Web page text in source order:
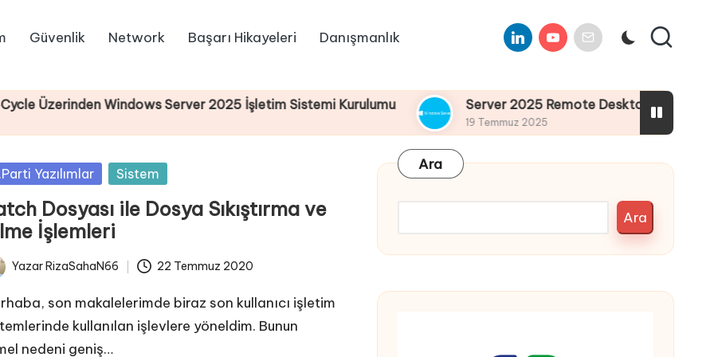
Güvenlik Network Başarı Hikayeleri Danışmanlık LinkedinYoutube
E-
Mail
Windows Server 2025 İşletim Sistemi Kurulumu Server 2025 Remote Desktop Services Bölüm4
19 Temmuz 2025
Yazılımlar Sistem
Dosyası ile Dosya Sıkıştırma ve
İşlemleri
Yazar RizaSahaN66 22 Temmuz 2020
son makalelerimde biraz son kullanıcı işletim
kullanılan işlevlere yöneldim. Bunun
nedeni geniş…
Ara
Ara